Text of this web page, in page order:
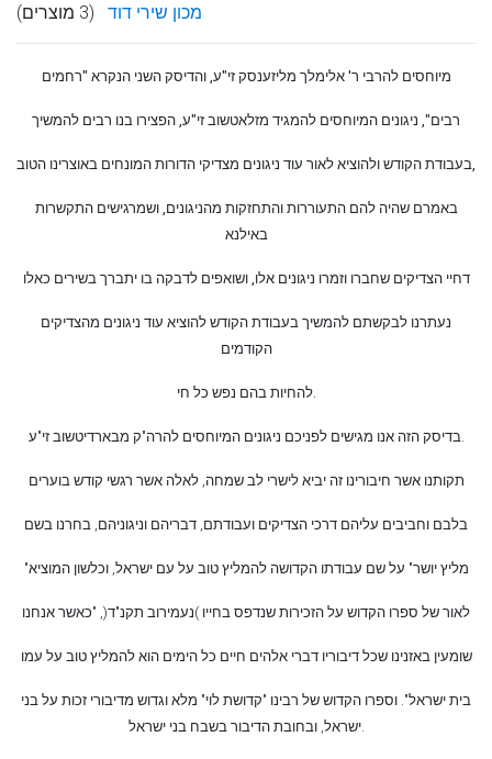
מכון שירי דוד (3 מוצרים)
מיוחסים להרבי ר' אלימלך מליזענסק זי"ע, והדיסק השני הנקרא "רחמים
רבים", ניגונים המיוחסים להמגיד מזלאטשוב זי"ע, הפצירו בנו רבים להמשיך
בעבודת הקודש ולהוציא לאור עוד ניגונים מצדיקי הדורות המונחים באוצרינו הטוב,
באמרם שהיה להם התעוררות והתחזקות מהניגונים, ושמרגישים התקשרות
באילנא
דחיי הצדיקים שחברו וזמרו ניגונים אלו, ושואפים לדבקה בו יתברך בשירים כאלו
נעתרנו לבקשתם להמשיך בעבודת הקודש להוציא עוד ניגונים מהצדיקים
הקודמים
להחיות בהם נפש כל חי.
בדיסק הזה אנו מגישים לפניכם ניגונים המיוחסים להרה"ק מבארדיטשוב זי"ע.
תקותנו אשר חיבורינו זה יביא לישרי לב שמחה, לאלה אשר רגשי קודש בוערים
בלבם וחביבים עליהם דרכי הצדיקים ועבודתם, דבריהם וניגוניהם, בחרנו בשם
"מליץ יושר" על שם עבודתו הקדושה להמליץ טוב על עם ישראל, וכלשון המוציא
לאור של ספרו הקדוש על הזכירות שנדפס בחייו )נעמירוב תקנ"ד(, "כאשר אנחנו
שומעין באזנינו שכל דיבוריו דברי אלהים חיים כל הימים הוא להמליץ טוב על עמו
בית ישראל". וספרו הקדוש של רבינו "קדושת לוי" מלא וגדוש מדיבורי זכות על בני
ישראל, ובחובת הדיבור בשבח בני ישראל.